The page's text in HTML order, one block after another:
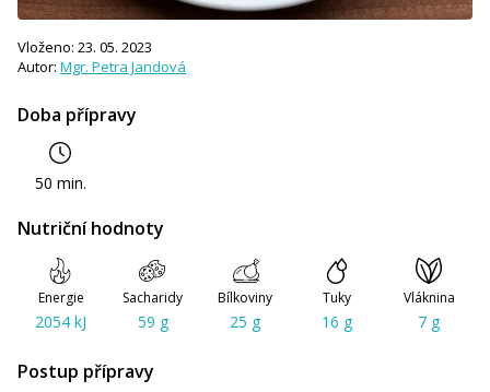
Doba přípravy
50 min.
Vloženo: 23. 05. 2023
Autor: Mgr. Petra Jandová
Nutriční hodnoty
Energie
2054 kJ
Sacharidy
59 g
Bílkoviny
25 g
Tuky
16 g
Vláknina
7 g
Postup přípravy